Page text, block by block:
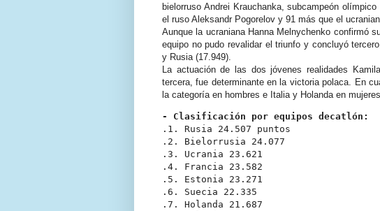
bielorruso Andrei Krauchanka, subcampeón
el ruso Aleksandr Pogorelov y 91 más que el
Aunque la ucraniana Hanna Melnychenko confirmó
equipo no pudo revalidar el triunfo y concluyó
y Rusia (17.949).
La actuación de las dos jóvenes realidades
tercera, fue determinante en la victoria polaca. En
la categoría en hombres e Italia y Holanda en mujeres.
- Clasificación por equipos decatlón:
.1. Rusia 24.507 puntos
.2. Bielorrusia 24.077
.3. Ucrania 23.621
.4. Francia 23.582
.5. Estonia 23.271
.6. Suecia 22.335
.7. Holanda 21.687